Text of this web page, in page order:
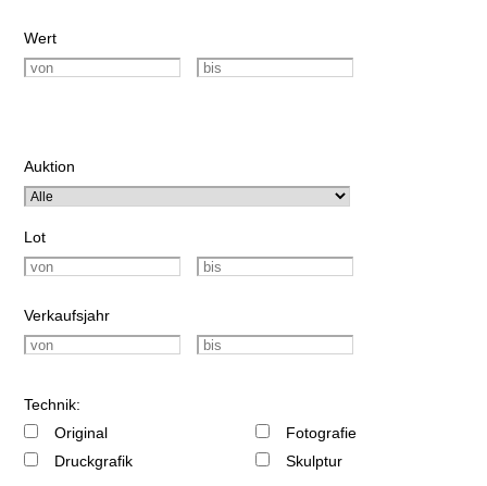
Wert
Auktion
Lot
Verkaufsjahr
Technik:
Original
Druckgrafik
Fotografie
Skulptur